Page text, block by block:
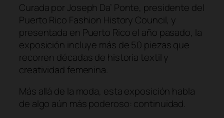
Curada por Joseph Da’ Ponte, presidente del
Puerto Rico Fashion History Council, y
presentada en Puerto Rico el año pasado, la
exposición incluye más de 50 piezas que
recorren décadas de historia textil y
creatividad femenina.
Más allá de la moda, esta exposición habla
de algo aún más poderoso: continuidad.